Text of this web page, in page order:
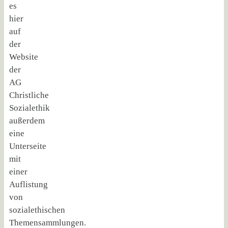
es
hier
auf
der
Website
der
AG
Christliche
Sozialethik
außerdem
eine
Unterseite
mit
einer
Auflistung
von
sozialethischen
Themensammlungen.